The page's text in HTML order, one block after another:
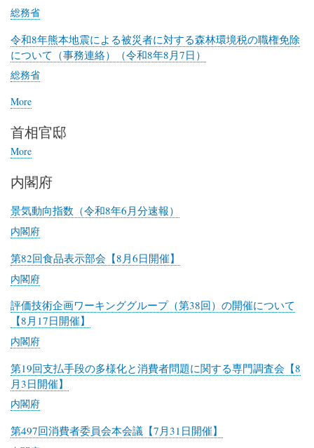
総務省
令和8年熊本地震による被災者に対する森林環境税の職権免除
について（事務連絡）（令和8年8月7日）
総務省
More
総
首相官邸
More
首
官
邸
内閣府
景気動向指数（令和8年6月分速報）
内閣府
第82回食品表示部会【8月6日開催】
内閣府
評価技術企画ワーキンググループ（第38回）の開催について
【8月17日開催】
内閣府
第19回支払手段の多様化と消費者問題に関する専門調査会【8
月3日開催】
内閣府
第497回消費者委員会本会議【7月31日開催】